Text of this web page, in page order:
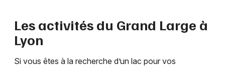
Les activités du Grand Large à
Lyon
Si vous êtes à la recherche d’un lac pour vos